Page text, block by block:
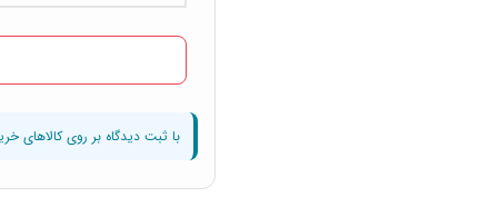
تابلو شاسی طرح بی تی اس،
به این گروه موسیقی محبوب
فتو ایکس شاپ به فروش